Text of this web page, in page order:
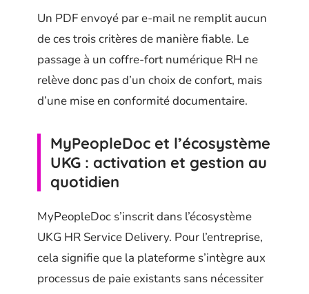
Un PDF envoyé par e-mail ne remplit aucun
de ces trois critères de manière fiable. Le
passage à un coffre-fort numérique RH ne
relève donc pas d’un choix de confort, mais
d’une mise en conformité documentaire.
MyPeopleDoc et l’écosystème
UKG : activation et gestion au
quotidien
MyPeopleDoc s’inscrit dans l’écosystème
UKG HR Service Delivery. Pour l’entreprise,
cela signifie que la plateforme s’intègre aux
processus de paie existants sans nécessiter